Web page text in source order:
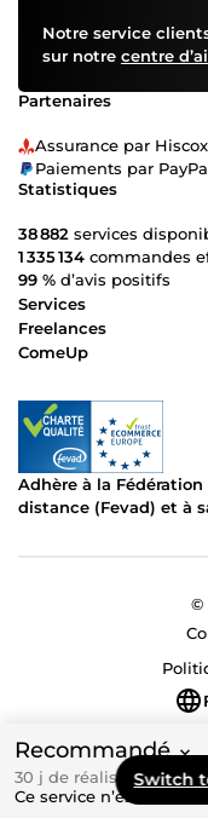
Recommandé
30 j de réalisation
Ce service n’est
Switch
Notre service
sur notre centre
Partenaires
Assurance par Hiscox
Paiements par
Statistiques
38 882 services
1 335 134 commandes
99 % d’avis positifs
Services
Freelances
ComeUp
Adhère à la
distance (Fevad) et à
©